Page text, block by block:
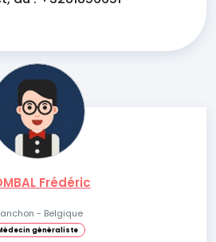
Frédéric
- Belgique
généraliste